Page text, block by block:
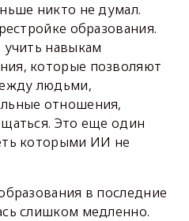
никто не думал.
образования.
навыкам
которые позволяют
людьми,
отношения,
Это еще один
которыми ИИ не
в последние
слишком медленно.